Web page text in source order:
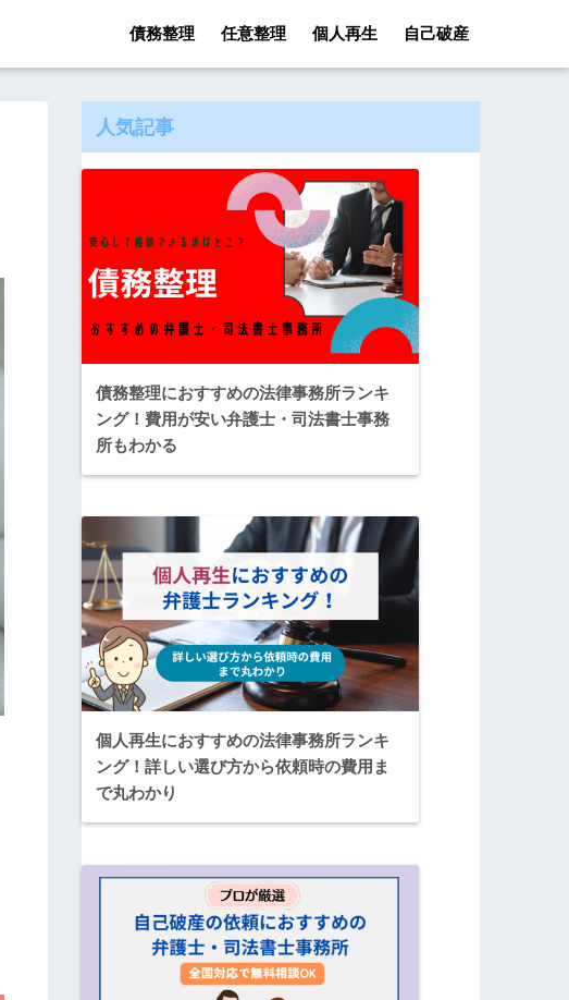
債務整理 任意整理 個人再生 自己破産
人気記事
債務整理におすすめの法律事務所ランキ
ング！費用が安い弁護士・司法書士事務
所もわかる
個人再生におすすめの法律事務所ランキ
ング！詳しい選び方から依頼時の費用ま
で丸わかり